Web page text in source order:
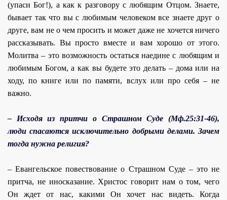
(упаси Бог!), а как к разговору с любящим Отцом. Знаете,
бывает так что вы с любимым человеком все знаете друг о
друге, вам не о чем просить и может даже не хочется ничего
рассказывать. Вы просто вместе и вам хорошо от этого.
Молитва – это возможность остаться наедине с любящим и
любимым Богом, а как вы будете это делать – дома или на
ходу, по книге или по памяти, вслух или про себя – не
важно.
– Исходя из притчи о Страшном Суде (Мф.25:31-46),
люди спасаются исключительно добрыми делами. Зачем
тогда нужна религия?
– Евангельское повествование о Страшном Суде – это не
притча, не иносказание. Христос говорит нам о том, чего
Он ждет от нас, какими Он хочет нас видеть. Когда